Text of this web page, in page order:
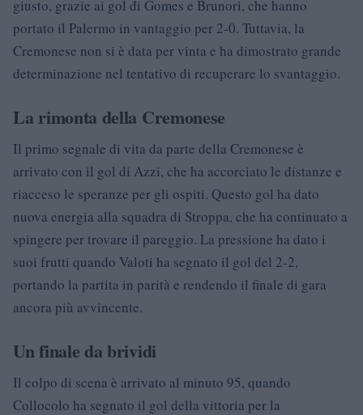
giusto, grazie ai gol di Gomes e Brunori, che hanno
portato il Palermo in vantaggio per 2-0. Tuttavia, la
Cremonese non si è data per vinta e ha dimostrato grande
determinazione nel tentativo di recuperare lo svantaggio.
La rimonta della Cremonese
Il primo segnale di vita da parte della Cremonese è
arrivato con il gol di Azzi, che ha accorciato le distanze e
riacceso le speranze per gli ospiti. Questo gol ha dato
nuova energia alla squadra di Stroppa, che ha continuato a
spingere per trovare il pareggio. La pressione ha dato i
suoi frutti quando Valoti ha segnato il gol del 2-2,
portando la partita in parità e rendendo il finale di gara
ancora più avvincente.
Un finale da brividi
Il colpo di scena è arrivato al minuto 95, quando
Collocolo ha segnato il gol della vittoria per la